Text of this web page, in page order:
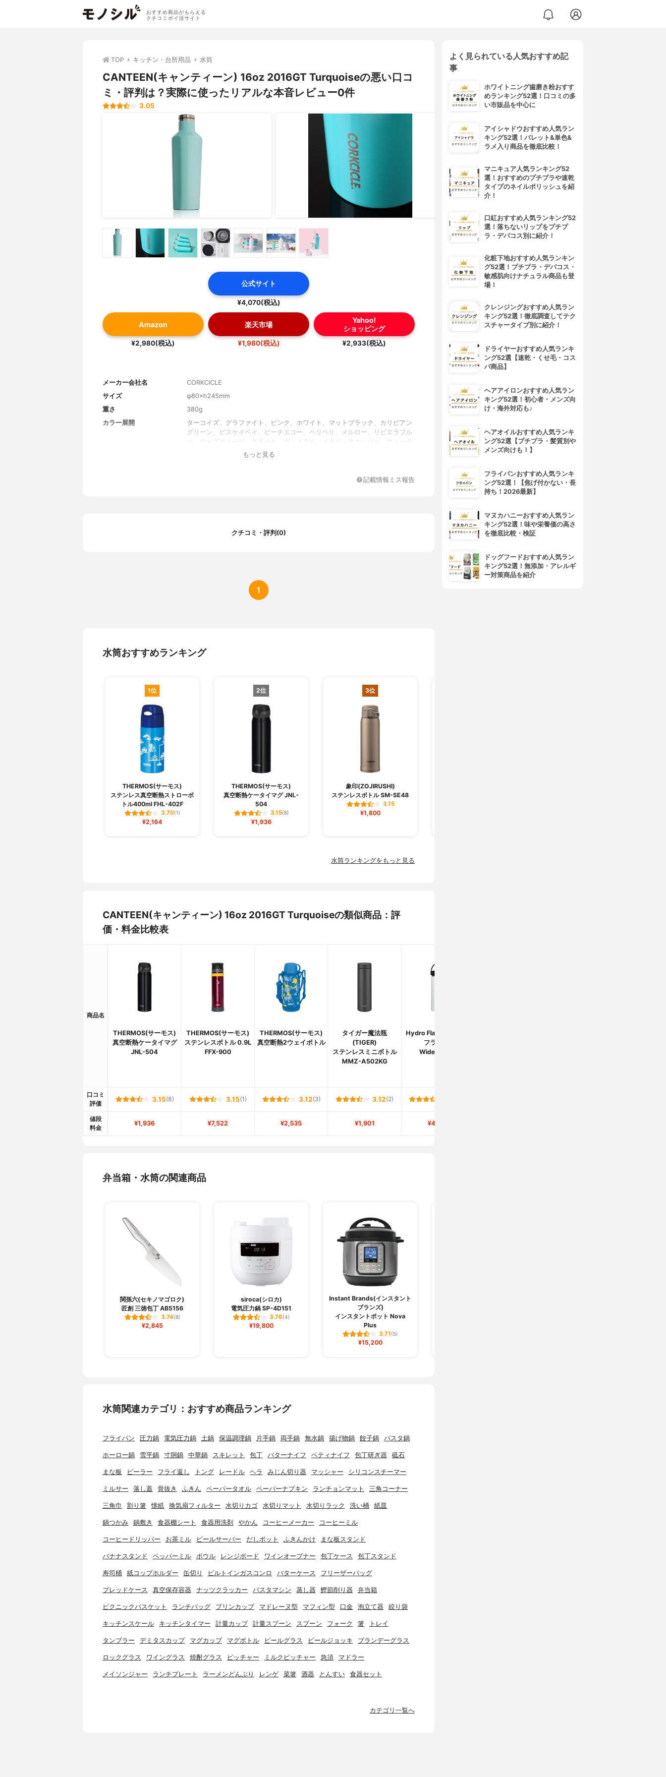
おすすめ商品がもらえる
クチコミポイ活サイト
TOP キッチン・台所用品 水筒
CANTEEN(キャンティーン) 16oz 2016GT Turquoiseの悪い口コ
ミ・評判は？実際に使ったリアルな本音レビュー0件
3.05
公式サイト
¥4,070(税込)
Amazon
¥2,980(税込)
楽天市場
¥1,980(税込)
Yahoo!
ショッピング
¥2,933(税込)
メーカー会社名
CORKCICLE
サイズ
φ80×h245mm
重さ
380g
カラー展開
ターコイズ、グラファイト、ピンク、ホワイト、マットブラック、カリビアン
グリーン、ビスケイベイ、ピーチエコー、ペリペリ、メルロー、リビエラブル
ー、ローズクォーツ、スチール、ガンメタル、メタリックカッパー、ウォータ
ーマンハワイアンブルー、ウォーターマンオフレッド、ウォーターマンオリー
プドモダニストホワイト、ディップドブラックアウト、ユニコーンマジック、
ティ、RIFLE PAPER CO.×CORKCICLE スポーツガール、[限定] BASQUIAT×CO
ットブラック、[限定] CORKCICLE FUJI、[限定] CORKCICLE HANABIローズ
クォーツ、限定] CORKCICLE ROSEローズ、[限定] CORKCICLE ROSEメルロ
もっと見る
記載情報ミス報告
クチコミ・評判(0)
1
水筒おすすめランキング
1位
THERMOS(サーモス)
ステンレス真空断熱ストローボ
トル400ml FHL-402F
3.70(1)
¥2,164
2位
THERMOS(サーモス)
真空断熱ケータイマグ JNL-
504
3.15(8)
¥1,936
3位
象印(ZOJIRUSHI)
ステンレスボトル SM-SE48
3.15
¥1,800
水筒ランキングをもっと見る
CANTEEN(キャンティーン) 16oz 2016GT Turquoiseの類似商品：評
価・料金比較表
商品名
THERMOS(サーモス)
真空断熱ケータイマグ
JNL-504
THERMOS(サーモス)
ステンレスボトル 0.9L
FFX-900
THERMOS(サーモス)
真空断熱2ウェイボトル
タイガー魔法瓶
(TIGER)
ステンレスミニボトル
MMZ-A502KG
Hydro Flask(ハイドロ
フラスク)
Wide Mouth
口コミ
評価
3.15(8) 3.15(1) 3.12(3) 3.12(2)
値段
料金
¥1,936 ¥7,522 ¥2,535 ¥1,901 ¥4,180
弁当箱・水筒の関連商品
関孫六(セキノマゴロク)
匠創 三徳包丁 AB5156
3.74(8)
¥2,845
siroca(シロカ)
電気圧力鍋 SP-4D151
3.76(4)
¥19,800
Instant Brands(インスタント
ブランズ)
インスタントポット Nova
Plus
3.71(5)
¥15,200
水筒関連カテゴリ：おすすめ商品ランキング
フライパン 圧力鍋 電気圧力鍋 土鍋 保温調理鍋 片手鍋 両手鍋 無水鍋 揚げ物鍋 餃子鍋 パスタ鍋
ホーロー鍋 雪平鍋 寸胴鍋 中華鍋 スキレット 包丁 バターナイフ ペティナイフ 包丁研ぎ器 砥石
まな板 ピーラー フライ返し トング レードル ヘラ みじん切り器 マッシャー シリコンスチーマー
ミルサー 落し蓋 骨抜き ふきん ペーパータオル ペーパーナプキン ランチョンマット 三角コーナー
三角巾 割り箸 懐紙 換気扇フィルター 水切りカゴ 水切りマット 水切りラック 洗い桶 紙皿
鍋つかみ 鍋敷き 食器棚シート 食器用洗剤 やかん コーヒーメーカー コーヒーミル
コーヒードリッパー お茶ミル ビールサーバー だしポット ふきんかけ まな板スタンド
バナナスタンド ペッパーミル ボウル レンジボード ワインオープナー 包丁ケース 包丁スタンド
寿司桶 紙コップホルダー 缶切り ビルトインガスコンロ バターケース フリーザーバッグ
ブレッドケース 真空保存容器 ナッツクラッカー パスタマシン 蒸し器 鰹節削り器 弁当箱
ピクニックバスケット ランチバッグ プリンカップ マドレーヌ型 マフィン型 口金 泡立て器 絞り袋
キッチンスケール キッチンタイマー 計量カップ 計量スプーン スプーン フォーク 箸 トレイ
タンブラー デミタスカップ マグカップ マグボトル ビールグラス ビールジョッキ ブランデーグラス
ロックグラス ワイングラス 焼酎グラス ピッチャー ミルクピッチャー 急須 マドラー
メイソンジャー ランチプレート ラーメンどんぶり レンゲ 菜箸 酒器 とんすい 食器セット
カテゴリ一覧へ
よく見られている人気おすすめ記
事
ホワイトニング歯磨き粉おすす
めランキング52選！口コミの多
い市販品を中心に
アイシャドウおすすめ人気ラン
キング52選！パレット&単色&
ラメ入り商品を徹底比較！
マニキュア人気ランキング52
選！おすすめのプチプラや速乾
タイプのネイルポリッシュを紹
介！
口紅おすすめ人気ランキング52
選！落ちないリップをプチプ
ラ・デパコス別に紹介！
化粧下地おすすめ人気ランキン
グ52選！プチプラ・デパコス・
敏感肌向けナチュラル商品も登
場！
クレンジングおすすめ人気ラン
キング52選！徹底調査してテク
スチャータイプ別に紹介！
ドライヤーおすすめ人気ランキ
ング52選【速乾・くせ毛・コス
パ商品】
ヘアアイロンおすすめ人気ラン
キング52選！初心者・メンズ向
け・海外対応も♪
ヘアオイルおすすめ人気ランキ
ング52選【プチプラ・髪質別や
メンズ向けも！】
フライパンおすすめ人気ランキ
ング52選！【焦げ付かない・長
持ち！2026最新】
マヌカハニーおすすめ人気ラン
キング52選！味や栄養価の高さ
を徹底比較・検証
ドッグフードおすすめ人気ラン
キング52選！無添加・アレルギ
ー対策商品を紹介